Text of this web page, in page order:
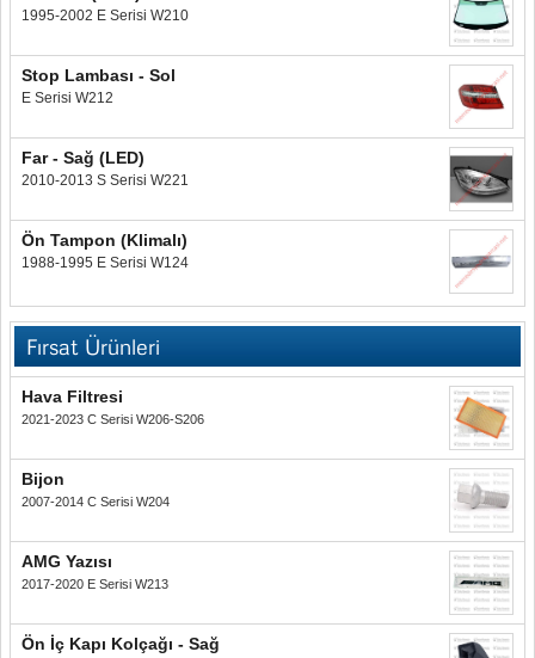
1995-2002 E Serisi W210
Stop Lambası - Sol
E Serisi W212
Far - Sağ (LED)
2010-2013 S Serisi W221
Ön Tampon (Klimalı)
1988-1995 E Serisi W124
Fırsat Ürünleri
Hava Filtresi
2021-2023 C Serisi W206-S206
Bijon
2007-2014 C Serisi W204
AMG Yazısı
2017-2020 E Serisi W213
Ön İç Kapı Kolçağı - Sağ